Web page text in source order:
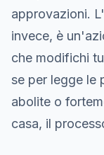
approvazioni.
invece, è
che modifichi
se per legge le
abolite o
casa, il